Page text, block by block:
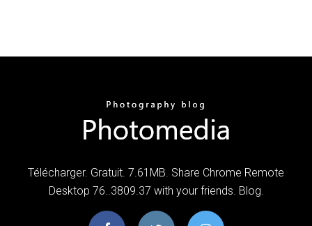
Télécharger. Gratuit. 7.61MB. Share Chrome Remote
Desktop 76..3809.37 with your friends. Blog.